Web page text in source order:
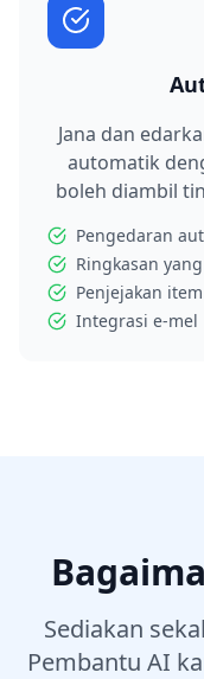
Jana dan
automatik
boleh diambil
Pengedaran
Ringkasan
Penjejakan
Integrasi e-mel
Sediakan
Pembantu AI